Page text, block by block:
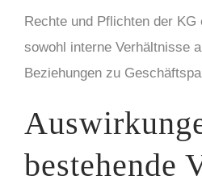
Rechte und Pflichten der
sowohl interne Verhältnisse
Beziehungen zu
bestehende